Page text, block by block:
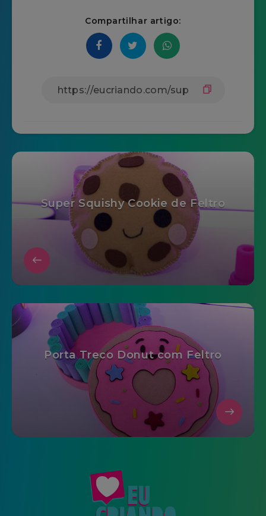
Compartilhar artigo:
Super Squishy Cookie de Feltro
Porta Treco Donut com Feltro